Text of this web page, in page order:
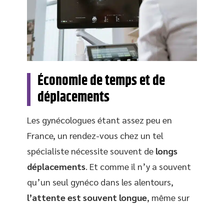
Économie de temps et de
déplacements
Les gynécologues étant assez peu en
France, un rendez-vous chez un tel
spécialiste nécessite souvent de longs
déplacements. Et comme il n’y a souvent
qu’un seul gynéco dans les alentours,
l’attente est souvent longue, même sur